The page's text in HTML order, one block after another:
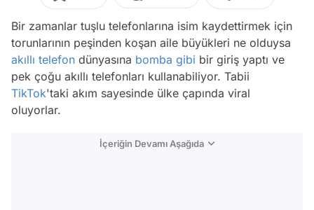
Bir zamanlar tuşlu telefonlarına isim kaydettirmek için
torunlarının peşinden koşan aile büyükleri ne olduysa
akıllı telefon dünyasına bomba gibi bir giriş yaptı ve
pek çoğu akıllı telefonları kullanabiliyor. Tabii
TikTok'taki akım sayesinde ülke çapında viral
oluyorlar.
İçeriğin Devamı Aşağıda